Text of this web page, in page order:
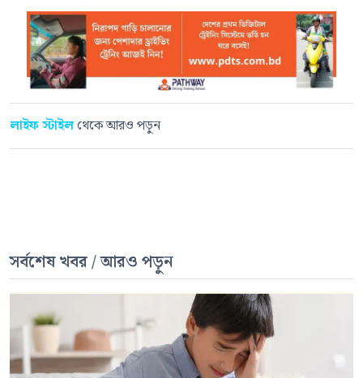
লাইফ স্টাইলথেকে আরও পড়ুন
সর্বশেষ খবর / আরও পড়ুন